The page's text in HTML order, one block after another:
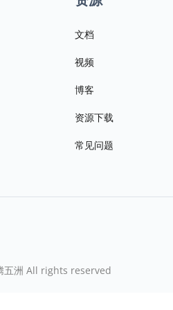
文档
视频
博客
资源下载
常见问题
五洲 All rights reserved